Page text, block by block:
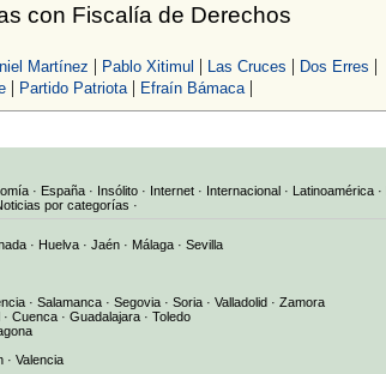
con Fiscalía de Derechos
Martínez | Pablo Xitimul | Las Cruces | Dos Erres |
| Partido Patriota| Efraín Bámaca|
· España · Insólito · Internet · Internacional · Latinoamérica ·
por categorías ·
· Huelva · Jaén · Málaga · Sevilla
· Salamanca · Segovia · Soria · Valladolid · Zamora
· Cuenca · Guadalajara · Toledo
· Valencia